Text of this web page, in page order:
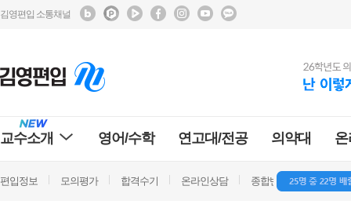
김영편입 소통채널
교수소개 영어/수학 연고대/전공 의약대
편입정보 모의평가 합격수기 온라인상담 종합반 방문상담